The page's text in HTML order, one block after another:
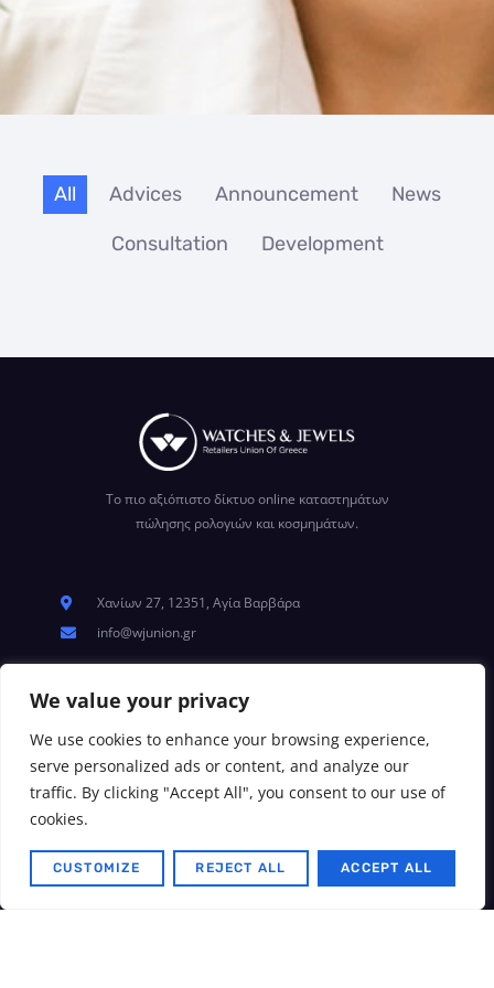
We value your privacy
We use cookies to enhance your browsing experience,
serve personalized ads or content, and analyze our
traffic. By clicking "Accept All", you consent to our use of
cookies.
CUSTOMIZE REJECT ALL ACCEPT ALL
All Advices Announcement News
Consultation Development
Το πιο αξιόπιστο δίκτυο online καταστημάτων
πώλησης ρολογιών και κοσμημάτων.
Χανίων 27, 12351, Αγία Βαρβάρα
info@wjunion.gr
Το Σωματείο
Μέλη
Αντιπροσωπείες
Επικοινωνία
Πολιτική Cookies